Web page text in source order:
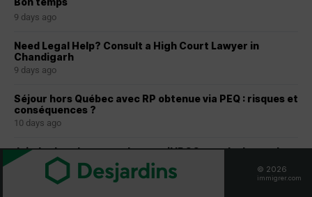
9 days ago
Need Legal Help? Consult a High Court Lawyer in
Chandigarh
9 days ago
Séjour hors Québec avec RP obtenue via PEQ : risques et
conséquences ?
10 days ago
Joindre les photos sur le portail IRCC pour la demande
de résidence permanente au Canada-CSQ reçus
29 days ago
© 2026
immigrer.com